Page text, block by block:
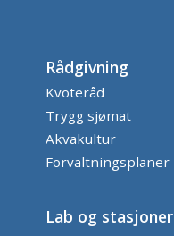
Rådgivning
Kvoteråd
Trygg sjømat
Akvakultur
Forvaltningsplaner
Lab og stasjoner